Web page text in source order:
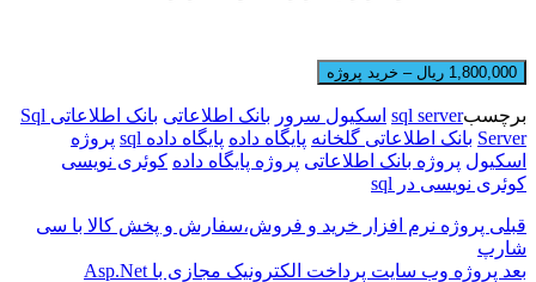
1,800,000 ریال – خرید پروژه
برچسبsql server اسکیول سرور بانک اطلاعاتی
بانک اطلاعاتی Sql
Server بانک اطلاعاتی گلخانه پایگاه داده پایگاه داده sql
پروژه
اسکیول پروژه بانک اطلاعاتی پروژه پایگاه داده کوئری نویسی
کوئری نویسی در sql
قبلی پروژه نرم افزار خرید و فروش،سفارش و پخش کالا با سی
شارپ
بعد پروژه وب سایت پرداخت الکترونیک مجازی با Asp.Net